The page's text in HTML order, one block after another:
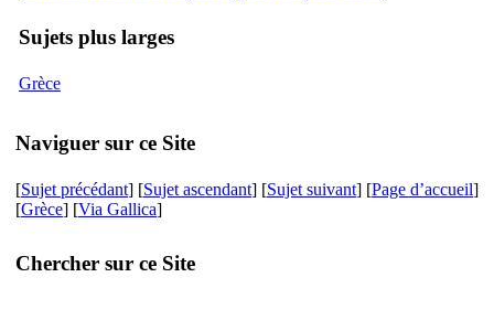
Sujets plus larges
Grèce
Naviguer sur ce Site
[Sujet précédant] [Sujet ascendant] [Sujet suivant] [Page d’accueil]
[Grèce] [Via Gallica]
Chercher sur ce Site